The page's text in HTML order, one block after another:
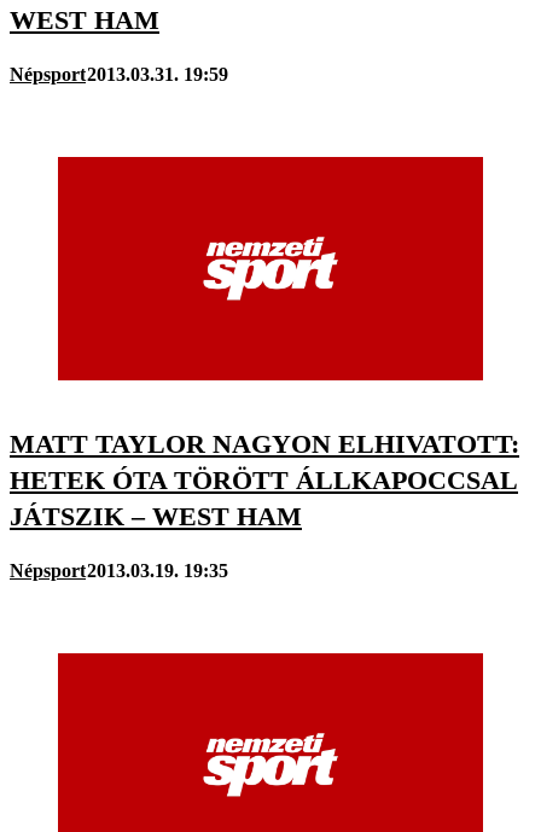
WEST HAM
Népsport2013.03.31. 19:59
MATT TAYLOR NAGYON ELHIVATOTT:
HETEK ÓTA TÖRÖTT ÁLLKAPOCCSAL
JÁTSZIK – WEST HAM
Népsport2013.03.19. 19:35